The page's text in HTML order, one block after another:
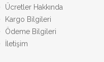
Ücretler Hakkında
Kargo Bilgileri
Ödeme Bilgileri
İletişim